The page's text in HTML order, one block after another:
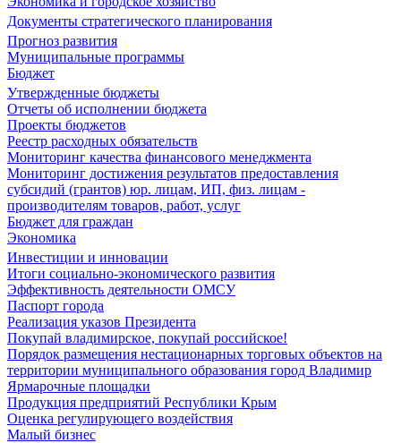
Документы стратегического планирования
Прогноз развития
Муниципальные программы
Бюджет
Утвержденные бюджеты
Отчеты об исполнении бюджета
Проекты бюджетов
Реестр расходных обязательств
Мониторинг качества финансового менеджмента
Мониторинг достижения результатов предоставления
субсидий (грантов) юр. лицам, ИП, физ. лицам -
производителям товаров, работ, услуг
Бюджет для граждан
Экономика
Инвестиции и инновации
Итоги социально-экономического развития
Эффективность деятельности ОМСУ
Паспорт города
Реализация указов Президента
Покупай владимирское, покупай российское!
Порядок размещения нестационарных торговых объектов на
территории муниципального образования город Владимир
Ярмарочные площадки
Продукция предприятий Республики Крым
Оценка регулирующего воздействия
Малый бизнес